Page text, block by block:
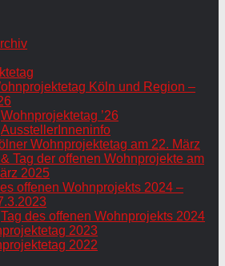
Köln und Region –
Wohnprojektetag ’26
AusstellerInneninfo
Wohnprojektetag am 22. März
Tag der offenen Wohnprojekte am
2025
offenen Wohnprojekts 2024 –
Tag des offenen Wohnprojekts 2024
2023
2022